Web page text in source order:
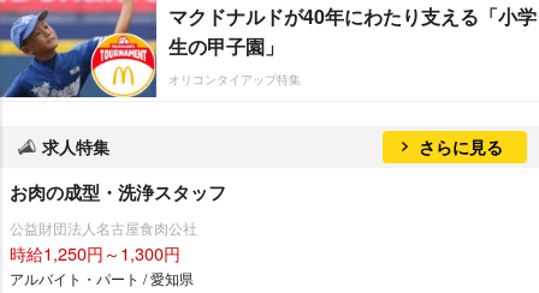
マクドナルドが40年にわたり支える「小学
生の甲子園」
オリコンタイアップ特集
求人特集 さらに見る
お肉の成型・洗浄スタッフ
公益財団法人名古屋食肉公社
時給1,250円～1,300円
アルバイト・パート / 愛知県